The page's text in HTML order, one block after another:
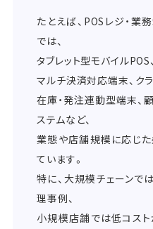
たとえば、POSレジ・
では、
タブレット型モバイルPOS
マルチ決済対応端末、ク
在庫・発注連動型端末、
ステムなど、
業態や店舗規模に応じ
ています。
特に、大規模チェーンで
理事例、
小規模店舗では低コス